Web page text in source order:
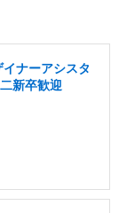
ナーアシスタ
新卒歓迎